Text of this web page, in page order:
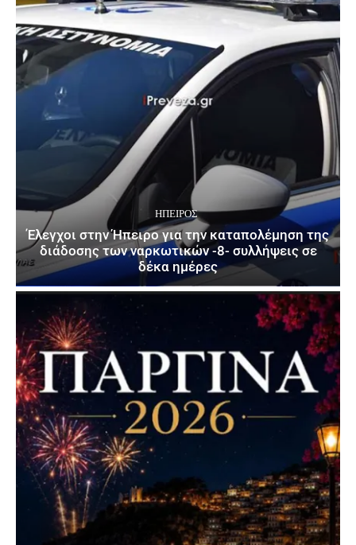
ΉΠΕΙΡΟΣ
Έλεγχοι στην Ήπειρο για την καταπολέμηση της
διάδοσης των ναρκωτικών -8- συλλήψεις σε
δέκα ημέρες